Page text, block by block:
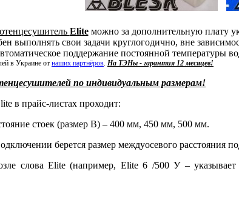
Elite можно за дополнительную плату
выполнять свои задачи круглогодично, вне
поддержание постоянной температуры
в Украине от наших партнёров. На ТЭНы - гарантия 12 месяцев!
по индивидуальным размерам!
в прайс-листах проходит:
стоек (размер В) – 400 мм, 450 мм, 500 мм.
берется размер междуосевого расстояния
слова Elite (например, Elite 6 /500 У –